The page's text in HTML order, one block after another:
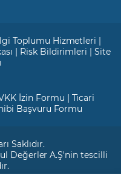
Toplumu Hizmetleri |
| Risk Bildirimleri |Site
İzin Formu | Ticari
Başvuru Formu
Saklıdır.
Değerler A.Ş'nin tescilli